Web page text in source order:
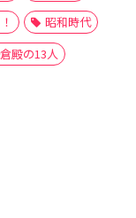
昭和時代
殿の13人